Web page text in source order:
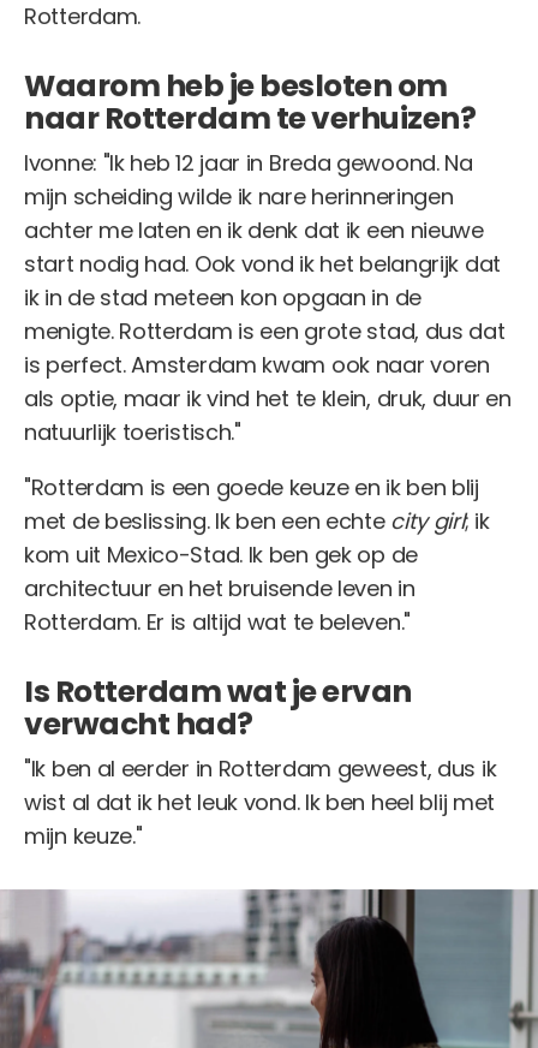
Rotterdam.
Waarom heb je besloten om
naar Rotterdam te verhuizen?
Ivonne: "Ik heb 12 jaar in Breda gewoond. Na
mijn scheiding wilde ik nare herinneringen
achter me laten en ik denk dat ik een nieuwe
start nodig had. Ook vond ik het belangrijk dat
ik in de stad meteen kon opgaan in de
menigte. Rotterdam is een grote stad, dus dat
is perfect. Amsterdam kwam ook naar voren
als optie, maar ik vind het te klein, druk, duur en
natuurlijk toeristisch."
"Rotterdam is een goede keuze en ik ben blij
met de beslissing. Ik ben een echte city girl; ik
kom uit Mexico-Stad. Ik ben gek op de
architectuur en het bruisende leven in
Rotterdam. Er is altijd wat te beleven."
Is Rotterdam wat je ervan
verwacht had?
"Ik ben al eerder in Rotterdam geweest, dus ik
wist al dat ik het leuk vond. Ik ben heel blij met
mijn keuze."